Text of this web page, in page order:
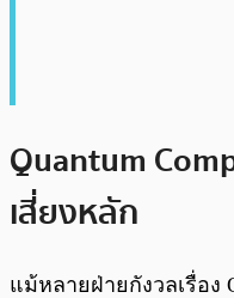
Quantum
เสี่ยงหลัก
แม้หลายฝ่ายกังวลเรื่อง